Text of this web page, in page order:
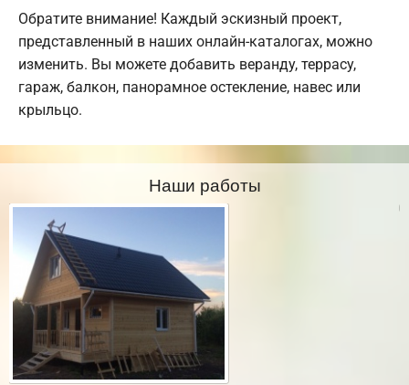
Обратите внимание! Каждый эскизный проект,
представленный в наших онлайн-каталогах, можно
изменить. Вы можете добавить веранду, террасу,
гараж, балкон, панорамное остекление, навес или
крыльцо.
Наши работы